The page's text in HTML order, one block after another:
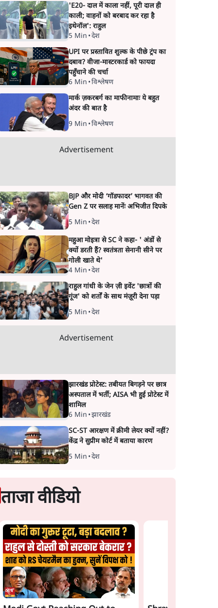
'E20- दाल में काला नहीं, पूरी दाल ही
काली; वाहनों को बरबाद कर रहा है
इथेनॉल': राहुल
5 Min •देश
UPI पर प्रस्तावित शुल्क के पीछे ट्रंप का
दबाव? वीजा-मास्टरकार्ड को फायदा
पहुँचाने की चर्चा
6 Min •विश्लेषण
मार्क ज़करबर्ग का माफीनामाः ये बहुत
अंदर की बात है
9 Min •विश्लेषण
Advertisement
BJP और मोदी ‘गॉडफादर’ भागवत की
Gen Z पर सलाह मानेंः अभिजीत दिपके
5 Min •देश
महुआ मोइत्रा से SC ने कहा- ' अंडों से
क्यों डरती हैं? स्वतंत्रता सेनानी सीने पर
गोली खाते थे'
4 Min •देश
राहुल गांधी के जेन ज़ी इवेंट 'छात्रों की
गूंज' को शर्तों के साथ मंज़ूरी देना पड़ा
5 Min •देश
Advertisement
झारखंड प्रोटेस्ट: तबीयत बिगड़ने पर छात्र
अस्पताल में भर्ती; AISA भी हुई प्रोटेस्ट में
शामिल
6 Min •झारखंड
SC-ST आरक्षण में क्रीमी लेयर क्यों नहीं?
केंद्र ने सुप्रीम कोर्ट में बताया कारण
5 Min •देश
ताजा वीडियो